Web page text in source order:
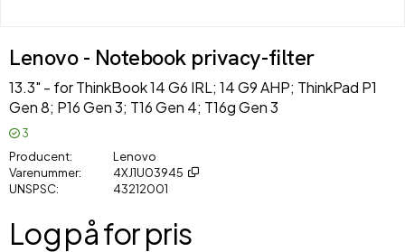
Lenovo - Notebook privacy-filter
13.3" - for ThinkBook 14 G6 IRL; 14 G9 AHP; ThinkPad P1
Gen 8; P16 Gen 3; T16 Gen 4; T16g Gen 3
3
Producent
Lenovo
Varenummer
4XJ1U03945
UNSPSC
43212001
Log på for pris